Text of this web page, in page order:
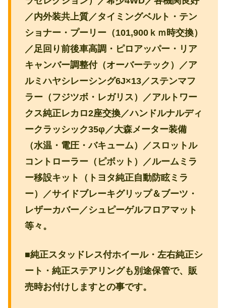
／内外装共上質／タイミングベルト・テン
ショナー・プーリー（101,900ｋｍ時交換）
／足回り前後車高調・ピロアッパー・リア
キャンバー調整付（オーバーテック）／ア
ルミハヤシレーシング6J×13／ステンマフ
ラー（フジツボ・レガリス）／アルトワー
クス純正レカロ2座交換／ハンドルナルディ
ークラッシック35φ／大森メーター装備
（水温・電圧・バキューム）／スロットル
コントローラー（ピボット）／ルームミラ
ー移設キット（トヨタ純正自動防眩ミラ
ー）／サイドブレーキグリップ＆ブーツ・
レザーカバー／シュピーゲルフロアマット
等々。
■純正スタッドレス付ホイール・左右純正シ
ート・純正ステアリングも別途保管で、販
売時お付けしますとの事です。